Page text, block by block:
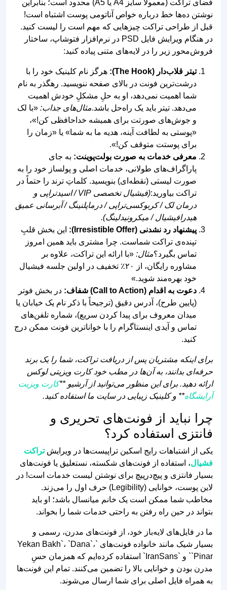
فضای تراکت (معمولاً سایز A4 یا A5) محدود است؛ بنابراین
نوشتن ده‌ها خط درباره خواص آناتومی پوست اشتباه است!
قبل از طراحی تراکت چیزهایی که مهم است را لیست کنید.
در هنگام ویرایش فایل PSD در نرم‌افزار فتوشاپ، ساختار
فروش‌محور زیر را در لایه‌های متنی پیاده کنید:
تیتر قلاب‌دار (The Hook):
هرگز نام کلینیک خود را با
درشت‌ترین فونت در بالای صفحه ننویسید. رهگذر به نام
شما اهمیت نمی‌دهد، او به حلِ مشکلِ خودش اهمیت
می‌دهد. تیتر باید یک راه‌حل باشد.مثال‌های جذاب: «با لک
و جوش‌های صورتت برای همیشه خداحافظی کن!»،
«پوستی به لطافت آینه، هدیه ما به شما» یا «زمان را
برای پوستت متوقف کن!».
معرفی خدمات به صورت بولت‌پوینت: به جای
پاراگراف‌های طولانی، خدمات اصلی و پولساز خود را به
صورت لیستی (نقطه‌ای) بنویسید. کلماتِ ترند را حتماً در
تراکت بیاورید:
(فیشیال تخصصی VIP / اسیدتراپی و
درمان لک / کربوکسی‌تراپی / درماپلنینگ / آبرسانی عمیق
هیدرافیشیال / میکرونیدلینگ).
پیشنهاد رد نشدنی (Irresistible Offer):
این بخش قلبِ
تپنده‌ی تراکت شماست. چرا مشتری باید همین امروز
تماس بگیرد؟مثال: «با ارائه این تراکت، علاوه بر
مشاوره رایگان، از ۲۰٪ تخفیف در اولین جلسه فیشیال
خود بهره‌مند شوید.»
دعوت به اقدام (Call to Action) شفاف:
در بخش فوتر
(پایین طرح)، آدرس دقیق (ترجیحاً با ذکر نام یک خیابان یا
میدان معروف برای پیدا کردن سریع)، شماره تلفن‌های
تماس و آیدی اینستاگرام را با خواناترین فونت ممکن درج
کنید.
برای اینکه مشتریان پس از دریافت تراکت، شما را یک برند
حرفه‌ای بدانند، به آن‌ها در مطب خود کارت ویزیتی لوکس
ارائه دهید. برای این منظور می‌توانید از آرشیو **کارت ویزیت
آرایشگاه** و کلینیک زیبایی در سایت ما استفاده کنید.
چرا نباید از فونت‌های تحریری و
فانتزی استفاده کرد؟
یکی از اشتباهات رایج اسکین‌ تراپیست‌ها در ویرایشتراکت
فشیال، استفاده از فونت‌های شکسته، نستعلیق یا فونت‌های
بسیار فانتزی و پیچ‌درپیچ برای نوشتن لیست خدمات است! در
لاین پوست، خوانایی (Legibility) حرف اول را می‌زند.
مخاطب شما ممکن است یک خانم میانسال باشد؛ او باید
بتواند در حین راه رفتن به راحتی خدمات شما را بخواند.
ما در فایل‌های لایه‌باز خود، از فونت‌های مدرن، رسمی و
بسیار شیک مانند خانواده فونت‌های `Yekan Bakh`، `Dana`،
`Pinar` و `IranSans` استفاده کرده‌ایم که همزمان حسِ
مدرن بودن و خوانایی بالا را تضمین می‌کنند. تمام این فونت‌ها
به همراه فایل اصلی برای شما ارسال می‌شوند.